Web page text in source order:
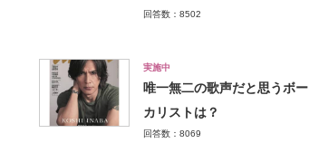
回答数：8502
実施中
唯一無二の歌声だと思うボー
カリストは？
回答数：8069